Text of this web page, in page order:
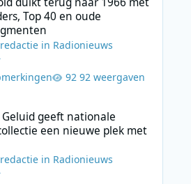
Top 40 en oude
in Radionieuws
92 weergaven
Geluid geeft nationale
een nieuwe plek met
in Radionieuws